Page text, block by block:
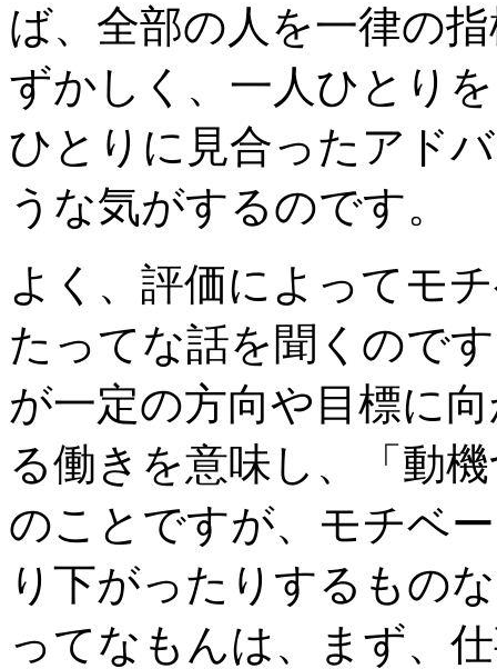
ば、全部の人を一律の
ずかしく、一人ひとり
ひとりに見合ったアド
うな気がするのです。
よく、評価によってモ
たってな話を聞くので
が一定の方向や目標に
る働きを意味し、「動
のことですが、モチベ
り下がったりするもの
ってなもんは、まず、